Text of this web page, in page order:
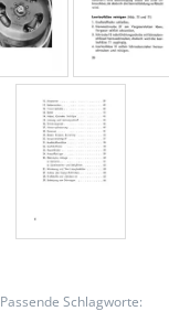
Passende Schlagworte: